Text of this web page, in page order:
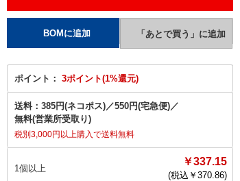
ポイント： 3ポイント(1%還元)
送料： 385円(ネコポス)／550円(宅急便)／
無料(営業所受取り)
税別3,000円以上購入で送料無料
1個以上
￥337.15
(税込￥ 370.86)